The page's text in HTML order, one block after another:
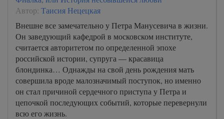
Автор: Таисия Нецецкая
Внешне все замечательно у Петра Манусевича в жизни.
Он заведующий кафедрой в московском институте,
считается авторитетом по определенной эпохе
российской истории, супруга — красавица
блондинка… Однажды на свой день рождения мать
совершила вроде малозначимый поступок, но именно
он стал причиной сердечного приступа у Петра и
цепочкой последующих событий, которые перевернули
всю его жизнь.